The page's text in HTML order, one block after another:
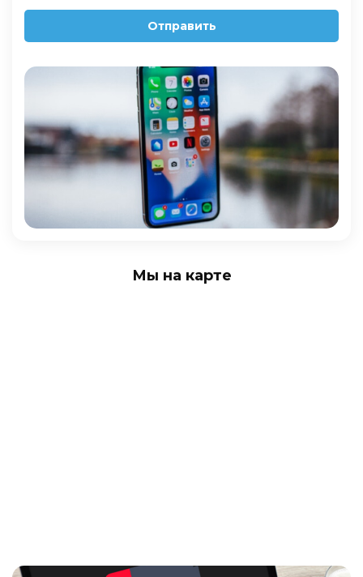
Отправить
Мы на карте